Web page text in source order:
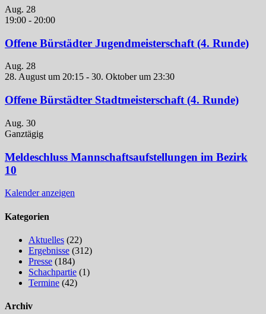
Aug. 28
19:00 - 20:00
Offene Bürstädter Jugendmeisterschaft (4. Runde)
Aug. 28
28. August um 20:15 - 30. Oktober um 23:30
Offene Bürstädter Stadtmeisterschaft (4. Runde)
Aug. 30
Ganztägig
Meldeschluss Mannschaftsaufstellungen im Bezirk
10
Kalender anzeigen
Kategorien
Aktuelles (22)
Ergebnisse (312)
Presse (184)
Schachpartie (1)
Termine (42)
Archiv